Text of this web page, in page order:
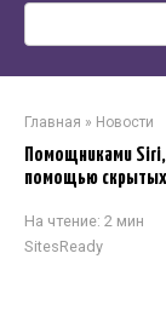
Главная » Новости
Помощниками
помощью
На чтение: 2 мин
SitesReady